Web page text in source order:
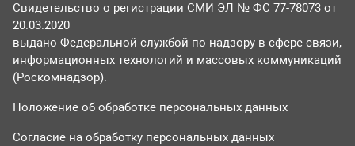
Свидетельство о регистрации СМИ ЭЛ № ФС 77-78073 от
20.03.2020
выдано Федеральной службой по надзору в сфере связи,
информационных технологий и массовых коммуникаций
(Роскомнадзор).
Положение об обработке персональных данных
Согласие на обработку персональных данных